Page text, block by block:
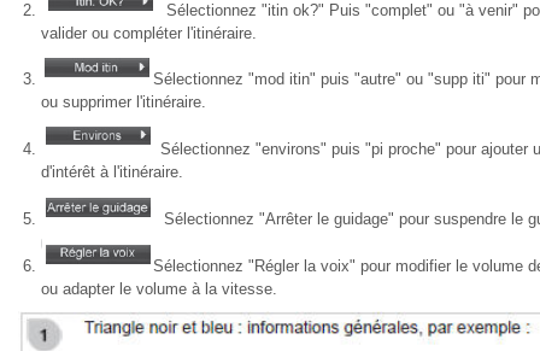
Sélectionnez "itin ok?" Puis "complet" ou "à venir"
valider ou compléter l'itinéraire.
Sélectionnez "mod itin" puis "autre" ou "supp iti" pour
ou supprimer l'itinéraire.
Sélectionnez "environs" puis "pi proche" pour ajouter
d'intérêt à l'itinéraire.
Sélectionnez "Arrêter le guidage" pour suspendre le
Sélectionnez "Régler la voix" pour modifier le volume
ou adapter le volume à la vitesse.